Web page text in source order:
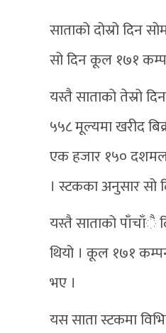
साताको दोस्रो दिन
सो दिन कूल १७१
यस्तै साताको तेस्रो
५५८ मूल्यमा खरीद
एक हजार १५०
। स्टकका अनुसार सो
यस्तै साताको पाँचाँै
थियो । कूल १७१
भए ।
यस साता स्टकमा